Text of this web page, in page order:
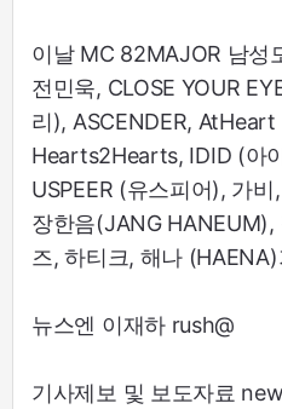
이날 MC 82MAJOR 남성
전민욱, CLOSE YOUR
리), ASCENDER,
Hearts2Hearts, IDID (아
USPEER (유스피어), 가
장한음(JANG HANEUM),
즈, 하티크, 해나
뉴스엔 이재하 rush@
기사제보 및 보도자료